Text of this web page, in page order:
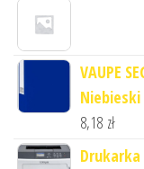
VAUPE
Niebieski
8,18 zł
Drukarka